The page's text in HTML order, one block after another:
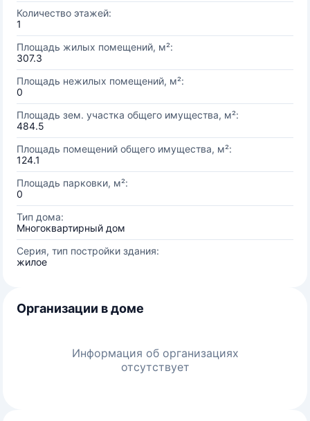
Количество этажей:
1
Площадь жилых помещений, м²:
307.3
Площадь нежилых помещений, м²:
0
Площадь зем. участка общего имущества, м²:
484.5
Площадь помещений общего имущества, м²:
124.1
Площадь парковки, м²:
0
Тип дома:
Многоквартирный дом
Серия, тип постройки здания:
жилое
Организации в доме
Информация об организациях
отсутствует